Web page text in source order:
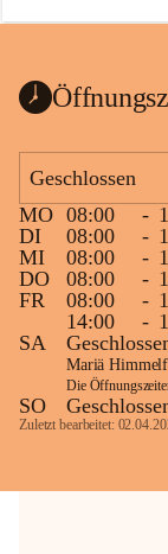
a
Geschlossen
MO 08:00 -
DI
08:00 -
MI
08:00 -
DO
08:00 -
FR
08:00 -
14:00
-
SA
Mariä
Die
SO
Zuletzt bearbeitet: